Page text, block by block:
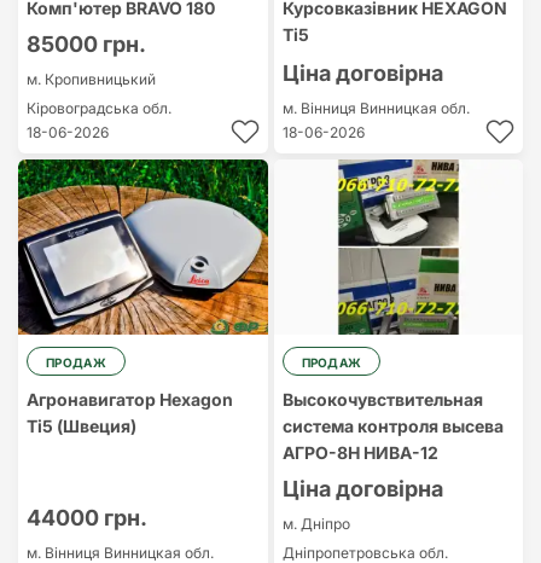
Комп'ютер BRAVO 180
85000 грн.
м. Кропивницький
Кіровоградська обл.
18-06-2026
Курсовказівник HEXAGON
Ti5
Ціна договірна
м. Вінниця Винницкая обл.
18-06-2026
ПРОДАЖ
Агронавигатор Hexagon
Ti5 (Швеция)
44000 грн.
м. Вінниця Винницкая обл.
ПРОДАЖ
Высокочувствительная
система контроля высева
АГРО-8Н НИВА-12
Ціна договірна
м. Дніпро
Дніпропетровська обл.